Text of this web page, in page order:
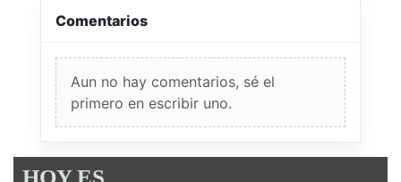
Comentarios
Aun no hay comentarios, sé el
primero en escribir uno.
HOY ES